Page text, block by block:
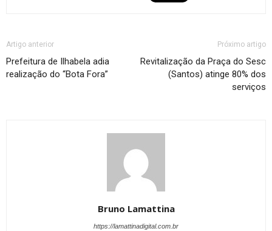
Artigo anterior
Prefeitura de Ilhabela adia
realização do “Bota Fora”
Próximo artigo
Revitalização da Praça do Sesc
(Santos) atinge 80% dos
serviços
Bruno Lamattina
https://lamattinadigital.com.br